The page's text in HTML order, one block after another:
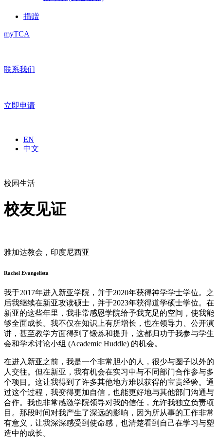
捐赠
myTCA
联系我们
立即申请
EN
中文
校园生活
校友见证
雅加达教会，印度尼西亚
Rachel Evangelista
我于2017年进入新亚学院，并于2020年获得神学学士学位。之
后我继续在新亚攻读硕士，并于2023年获得道学硕士学位。在
新亚的这些年里，我非常感恩学院给予我充足的空间，使我能
够全面成长。我不仅在知识上有所增长，也在领导力、公开演
讲，甚至教学方面得到了锻炼和提升，这都归功于我参与学生
会和学术讨论小组 (Academic Huddle) 的机会。
在进入新亚之前，我是一个非常胆小的人，很少与圈子以外的
人交往。但在新亚，我有机会在实习中与不同部门合作参与多
个项目。这让我得到了许多其他地方难以获得的宝贵经验。通
过这个过程，我变得更加自信，也能更好地与其他部门沟通与
合作。我也非常感激学院领导对我的信任，允许我独立负责项
目。那段时间对我产生了深远的影响，因为所从事的工作非常
有意义，让我深深感受到使命感，也清楚看到自己在学习与塑
造中的成长。